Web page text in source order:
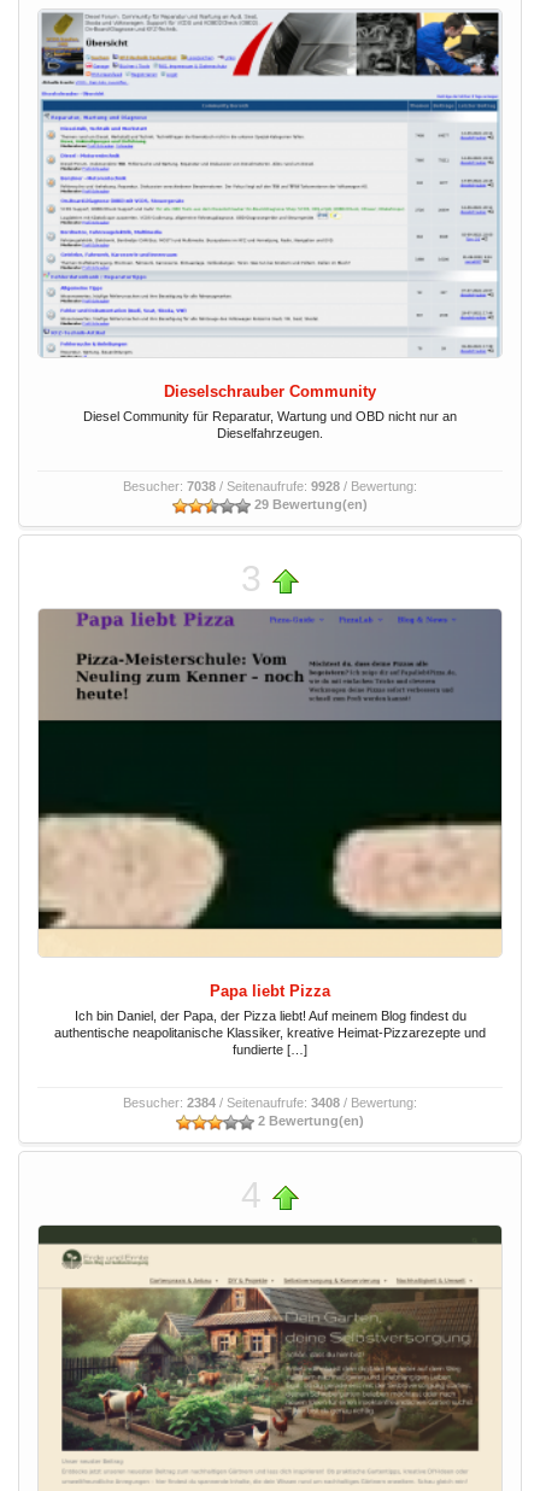
Dieselschrauber Community
Diesel Community für Reparatur, Wartung und OBD nicht nur an
Dieselfahrzeugen.
Besucher: 7038 / Seitenaufrufe: 9928 / Bewertung:
29 Bewertung(en)
3
Papa liebt Pizza
Ich bin Daniel, der Papa, der Pizza liebt! Auf meinem Blog findest du
authentische neapolitanische Klassiker, kreative Heimat-Pizzarezepte und
fundierte […]
Besucher: 2384 / Seitenaufrufe: 3408 / Bewertung:
2 Bewertung(en)
4